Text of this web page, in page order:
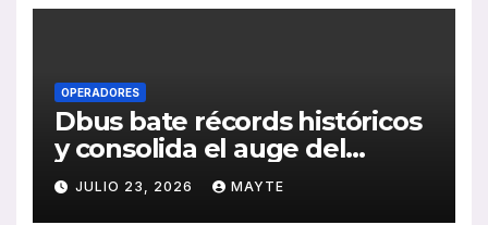
OPERADORES
Dbus bate récords históricos
y consolida el auge del
transporte público en San
Sebastián
JULIO 23, 2026 MAYTE